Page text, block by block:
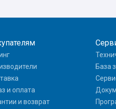
и оплата
и возврат
База